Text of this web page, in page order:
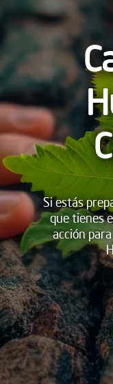
Si estás
que tienes
acción